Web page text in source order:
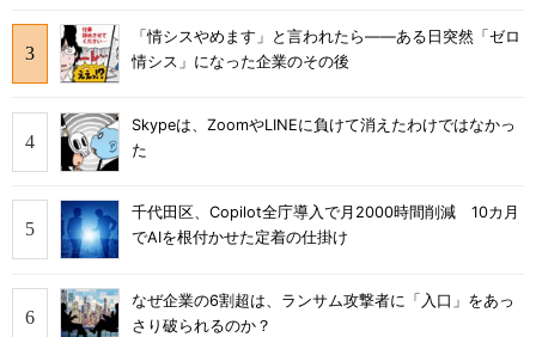
「情シスやめます」と言われたら――ある日突然「ゼロ
情シス」になった企業のその後
Skypeは、ZoomやLINEに負けて消えたわけではなかっ
た
千代田区、Copilot全庁導入で月2000時間削減 10カ月
でAIを根付かせた定着の仕掛け
なぜ企業の6割超は、ランサム攻撃者に「入口」をあっ
さり破られるのか？